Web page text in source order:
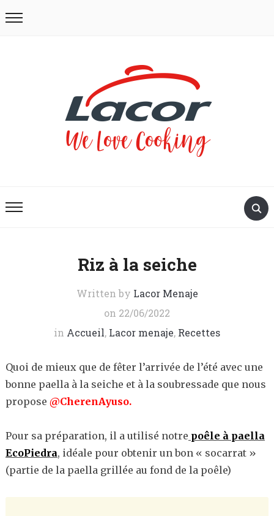
Riz à la seiche
Written by Lacor Menaje
on 22/06/2022
in Accueil, Lacor menaje, Recettes
Quoi de mieux que de fêter l’arrivée de l’été avec une
bonne paella à la seiche et à la soubressade que nous
propose @CherenAyuso.
Pour sa préparation, il a utilisé notre poêle à paella
EcoPiedra, idéale pour obtenir un bon « socarrat »
(partie de la paella grillée au fond de la poêle)